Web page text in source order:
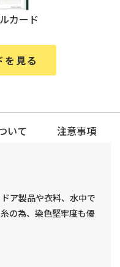
カード
を見る
いて 注意事項
ア製品や衣料、水中で
の為、染色堅牢度も優